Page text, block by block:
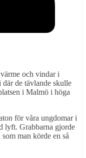
och vindar i
de tävlande skulle
i Malmö i höga
för våra ungdomar i
lyft. Grabbarna gjorde
man körde en så